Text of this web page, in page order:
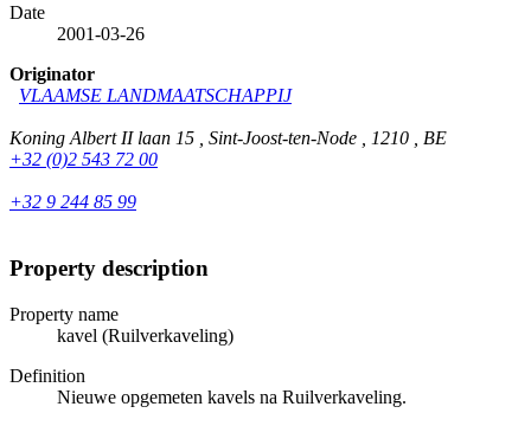
Date
2001-03-26
Originator
VLAAMSE LANDMAATSCHAPPIJ
Koning Albert II laan 15 , Sint-Joost-ten-Node , 1210 , BE
+32 (0)2 543 72 00
+32 9 244 85 99
Property description
Property name
kavel (Ruilverkaveling)
Definition
Nieuwe opgemeten kavels na Ruilverkaveling.